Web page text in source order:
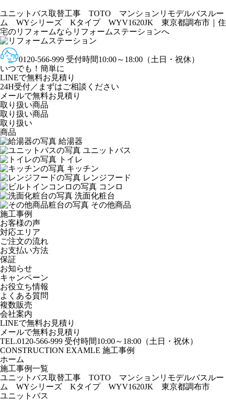
ユニットバス取替工事 TOTO マンションリモデルバスルー
ム WYシリーズ Kタイプ WYV1620JK 東京都調布市｜ 住
宅のリフォームならリフォームステーションへ
0120-566-999 受付時間10:00～18:00（土日・祝休）
いつでも！簡単に
LINEで無料お見積り
24H受付／まずはご相談ください
メールで無料お見積り
取り扱い商品
取り扱い商品
取り扱い
商品
給湯器
ユニットバス
トイレ
キッチン
レンジフード
コンロ
洗面化粧台
その他商品
施工事例
お客様の声
対応エリア
ご注文の流れ
お支払い方法
保証
お知らせ
キャンペーン
お役立ち情報
よくある質問
複数販売
会社案内
LINEで無料お見積り
メールで無料お見積り
TEL.0120-566-999 受付時間10:00～18:00（土日・祝休）
CONSTRUCTION EXAMLE 施工事例
ホーム
施工事例一覧
ユニットバス取替工事 TOTO マンションリモデルバスルー
ム WYシリーズ Kタイプ WYV1620JK 東京都調布市
ユニットバス